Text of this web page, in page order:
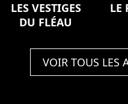
LES VESTIGES
DU FLÉAU
LE
VOIR TOUS LES